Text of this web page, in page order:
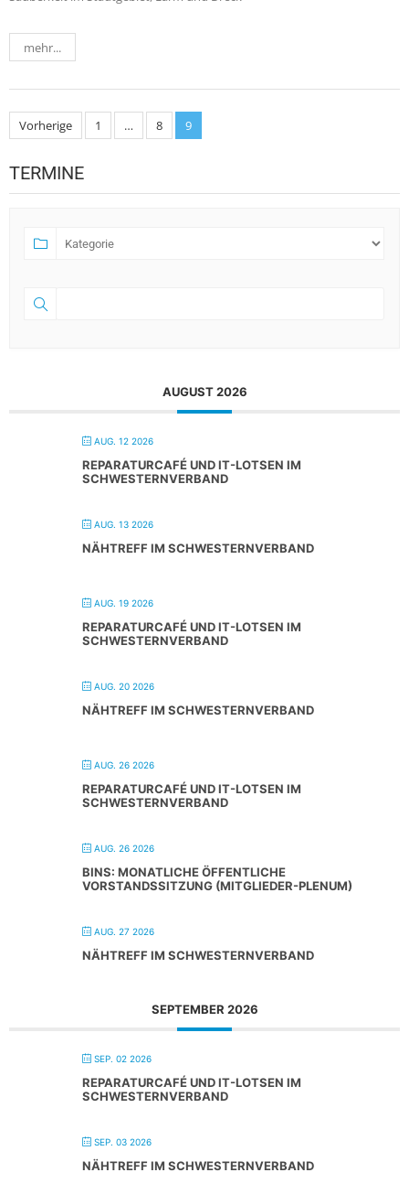
mehr...
Seitennummerierung
der
Vorherige 1 … 8 9
TERMINE
AUGUST 2026
AUG. 12 2026
REPARATURCAFÉ UND IT-LOTSEN IM
SCHWESTERNVERBAND
AUG. 13 2026
NÄHTREFF IM SCHWESTERNVERBAND
AUG. 19 2026
REPARATURCAFÉ UND IT-LOTSEN IM
SCHWESTERNVERBAND
AUG. 20 2026
NÄHTREFF IM SCHWESTERNVERBAND
AUG. 26 2026
REPARATURCAFÉ UND IT-LOTSEN IM
SCHWESTERNVERBAND
AUG. 26 2026
BINS: MONATLICHE ÖFFENTLICHE
VORSTANDSSITZUNG (MITGLIEDER-PLENUM)
AUG. 27 2026
NÄHTREFF IM SCHWESTERNVERBAND
SEPTEMBER 2026
SEP. 02 2026
REPARATURCAFÉ UND IT-LOTSEN IM
SCHWESTERNVERBAND
SEP. 03 2026
NÄHTREFF IM SCHWESTERNVERBAND